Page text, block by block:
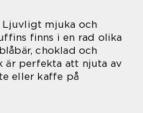
Ljuvligt mjuka och
finns i en rad olika
choklad och
är perfekta att njuta av
eller kaffe på